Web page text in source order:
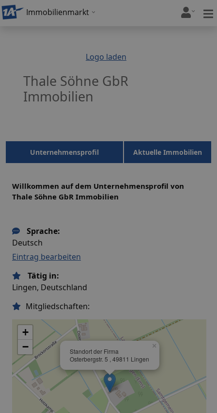
Immobilienmarkt
Logo laden
Thale Söhne GbR
Immobilien
Unternehmensprofil Aktuelle Immobilien
Willkommen auf dem Unternehmensprofil von
Thale Söhne GbR Immobilien
Sprache:
Deutsch
Eintrag bearbeiten
Tätig in:
Lingen, Deutschland
Mitgliedschaften:
Standort der Firma
Osterbergstr. 5 , 49811 Lingen
×
+
−